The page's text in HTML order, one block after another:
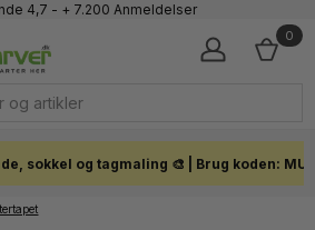
60 56 57 50
& Collect i hele landet
0
sokkel og tagmaling 🎨 | Brug koden: